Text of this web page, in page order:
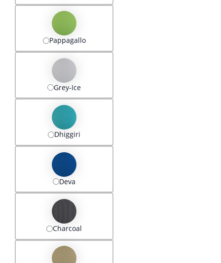
Pappagallo
Grey-Ice
Dhiggiri
Deva
Charcoal